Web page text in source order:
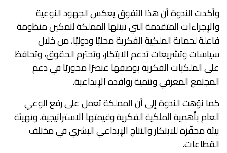
وأكدت الندوة أن هذا التفوق يعكس الجهود النوعية
والإجراءات المتقدمة التي تبنتها المملكة لتمكين منظومة
فاعلة لحماية الملكية الفكرية محليًا ودوليًا، من خلال
سياسات وتشريعات تدعم الابتكار، وتحترم الحقوق، وتحافظ
على الملكيات الفكرية بوصفها عنصرًا محوريًا في دعم
المجتمع المعرفي وتنمية روافده الإبداعية.
كما نوّهت الندوة إلى أن المملكة تعمل على رفع الوعي
العام بأهمية الملكية الفكرية وقيمتها الاستراتيجية، وتهيئة
بيئة محفّزة للابتكار والنتاج الإبداعي البشري في مختلف
القطاعات.